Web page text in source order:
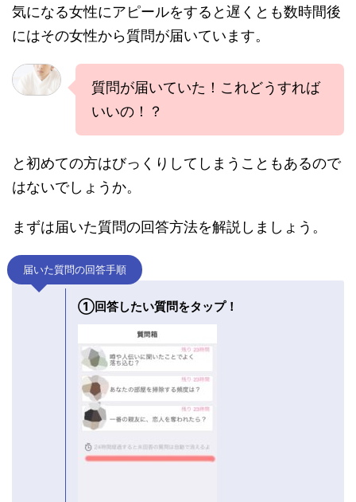
気になる女性にアピールをすると遅くとも数時間後
にはその女性から質問が届いています。
質問が届いていた！これどうすれば
いいの！？
と初めての方はびっくりしてしまうこともあるので
はないでしょうか。
まずは届いた質問の回答方法を解説しましょう。
届いた質問の回答手順
①回答したい質問をタップ！